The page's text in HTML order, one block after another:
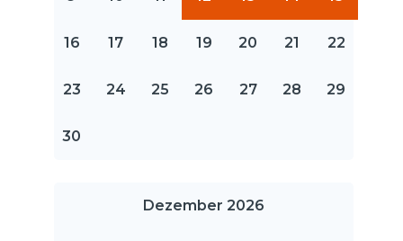
16 17 18 19 20 21 22
23 24 25 26 27 28 29
30
Dezember 2026